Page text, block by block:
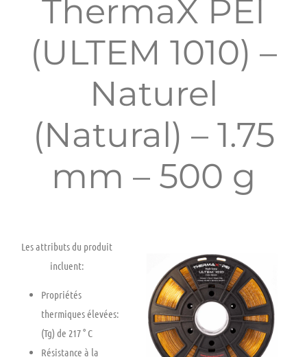
ThermaX PEI
(ULTEM 1010) –
Naturel
(Natural) – 1.75
mm – 500 g
Les attributs du produit
incluent:
Propriétés
thermiques élevées:
(Tg) de 217 ° C
Résistance à la